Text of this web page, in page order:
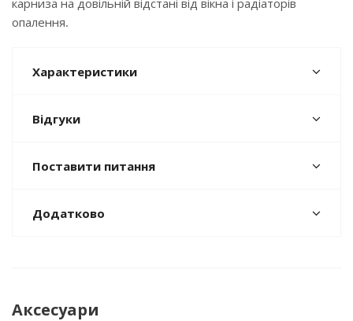
карниза на довільній відстані від вікна і радіаторів
опалення.
Характеристики
Відгуки
Поставити питання
Додатково
Аксесуари